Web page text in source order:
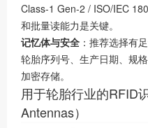
Class-1 Gen-2 / ISO/IEC
和批量读能力是关键。
记忆体与安全 ：推荐选择有
轮胎序列号、生产日期、规
加密存储。
用于轮胎行业的RFID
Antennas）